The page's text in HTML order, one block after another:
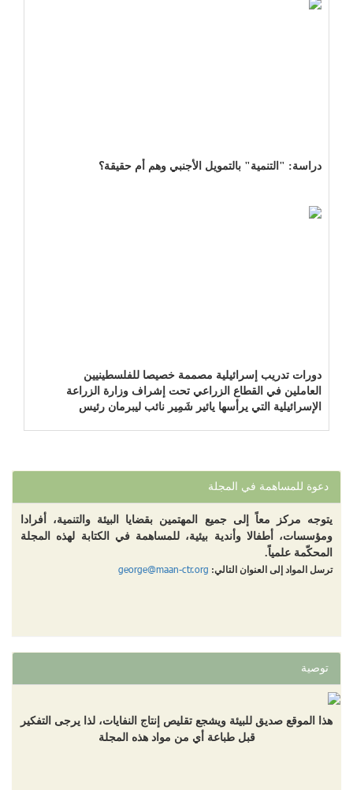
دراسة: "التنمية" بالتمويل الأجنبي وهم أم حقيقة؟
دورات تدريب إسرائيلية مصممة خصيصا للفلسطينيين
العاملين في القطاع الزراعي تحت إشراف وزارة الزراعة
الإسرائيلية التي يرأسها يائير شَمِير نائب ليبرمان رئيس
دعوة للمساهمة في المجلة
يتوجه مركز معاً إلى جميع المهتمين بقضايا البيئة والتنمية، أفرادا
ومؤسسات، أطفالا وأندية بيئية، للمساهمة في الكتابة لهذه المجلة
المحكّمة علمياً.
ترسل المواد إلى العنوان التالي: george@maan-ctr.org
توصية
هذا الموقع صديق للبيئة ويشجع تقليص إنتاج النفايات، لذا يرجى التفكير
قبل طباعة أي من مواد هذه المجلة